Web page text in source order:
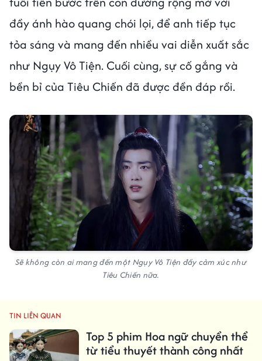
đầy ánh hào quang chói lọi, để anh tiếp tục
tỏa sáng và mang đến nhiều vai diễn xuất sắc
như Ngụy Vô Tiện. Cuối cùng, sự cố gắng và
bền bỉ của Tiêu Chiến đã được đền đáp rồi.
Sẽ không còn ai mang đến một Ngụy Vô Tiện đầy cảm xúc như
Tiêu Chiến nữa.
TIN LIÊN QUAN
Top 5 phim Hoa ngữ chuyển thể
từ tiểu thuyết thành công nhất